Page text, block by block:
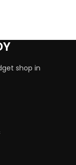
shop in